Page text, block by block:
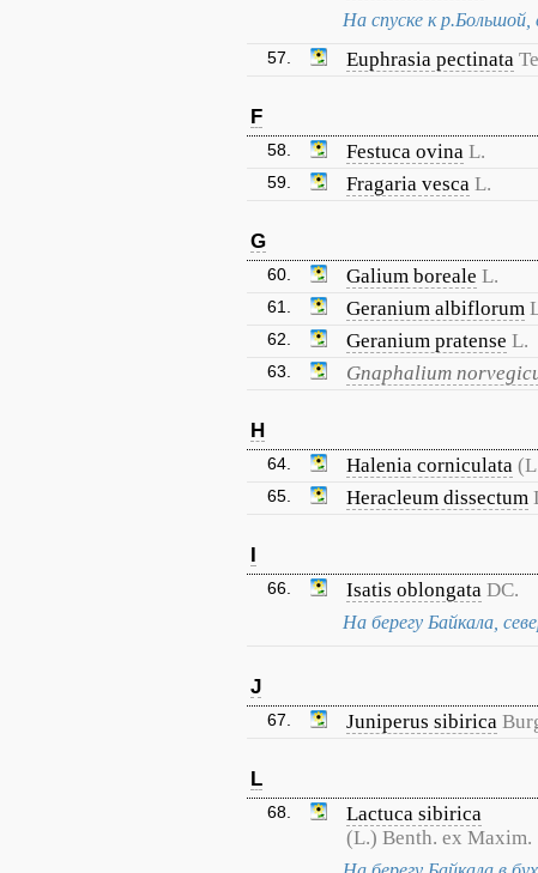
На спуске к
57. Euphrasia pectinata
F
58. Festuca ovina L.
59.
Fragaria vesca L.
G
60. Galium boreale L.
61.
Geranium albiflorum
62.
Geranium pratense L.
63.
Gnaphalium
H
64. Halenia corniculata
65.
Heracleum dissectum
I
66. Isatis oblongata DC.
На берегу Байкала,
J
67. Juniperus sibirica
L
68.
Lactuca sibirica
(L.) Benth. ex Maxim.